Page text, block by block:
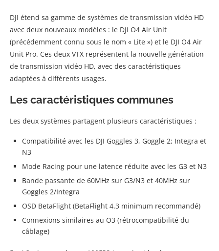
DJI étend sa gamme de systèmes de transmission vidéo HD
avec deux nouveaux modèles : le DJI O4 Air Unit
(précédemment connu sous le nom « Lite ») et le DJI O4 Air
Unit Pro. Ces deux VTX représentent la nouvelle génération
de transmission vidéo HD, avec des caractéristiques
adaptées à différents usages.
Les caractéristiques communes
Les deux systèmes partagent plusieurs caractéristiques :
Compatibilité avec les DJI Goggles 3, Goggle 2; Integra et
N3
Mode Racing pour une latence réduite avec les G3 et N3
Bande passante de 60MHz sur G3/N3 et 40MHz sur
Goggles 2/Integra
OSD BetaFlight (BetaFlight 4.3 minimum recommandé)
Connexions similaires au O3 (rétrocompatibilité du
câblage)